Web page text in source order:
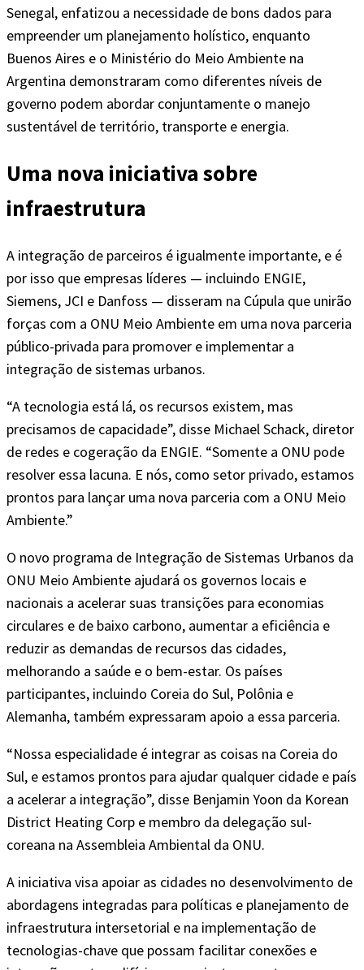
Senegal, enfatizou a necessidade de bons dados para
empreender um planejamento holístico, enquanto
Buenos Aires e o Ministério do Meio Ambiente na
Argentina demonstraram como diferentes níveis de
governo podem abordar conjuntamente o manejo
sustentável de território, transporte e energia.
Uma nova iniciativa sobre
infraestrutura
A integração de parceiros é igualmente importante, e é
por isso que empresas líderes — incluindo ENGIE,
Siemens, JCI e Danfoss — disseram na Cúpula que unirão
forças com a ONU Meio Ambiente em uma nova parceria
público-privada para promover e implementar a
integração de sistemas urbanos.
“A tecnologia está lá, os recursos existem, mas
precisamos de capacidade”, disse Michael Schack, diretor
de redes e cogeração da ENGIE. “Somente a ONU pode
resolver essa lacuna. E nós, como setor privado, estamos
prontos para lançar uma nova parceria com a ONU Meio
Ambiente.”
O novo programa de Integração de Sistemas Urbanos da
ONU Meio Ambiente ajudará os governos locais e
nacionais a acelerar suas transições para economias
circulares e de baixo carbono, aumentar a eficiência e
reduzir as demandas de recursos das cidades,
melhorando a saúde e o bem-estar. Os países
participantes, incluindo Coreia do Sul, Polônia e
Alemanha, também expressaram apoio a essa parceria.
“Nossa especialidade é integrar as coisas na Coreia do
Sul, e estamos prontos para ajudar qualquer cidade e país
a acelerar a integração”, disse Benjamin Yoon da Korean
District Heating Corp e membro da delegação sul-
coreana na Assembleia Ambiental da ONU.
A iniciativa visa apoiar as cidades no desenvolvimento de
abordagens integradas para políticas e planejamento de
infraestrutura intersetorial e na implementação de
tecnologias-chave que possam facilitar conexões e